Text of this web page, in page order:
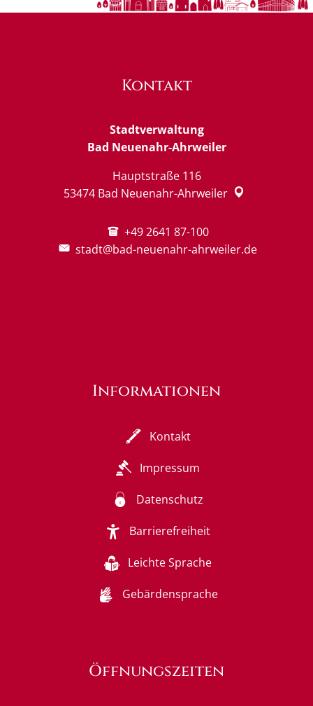
Kontakt
Stadtverwaltung
Bad Neuenahr-Ahrweiler
Hauptstraße 116
53474 Bad Neuenahr-Ahrweiler
+49 2641 87-100
stadt@bad-neuenahr-ahrweiler.de
Informationen
Kontakt
Impressum
Datenschutz
Barrierefreiheit
Leichte Sprache
Gebärdensprache
Öffnungszeiten